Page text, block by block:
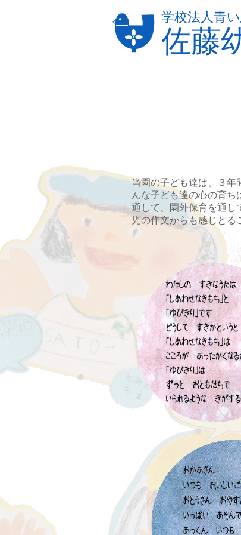
佐藤
学校法人青
当園の子ども達は、３年
んな子ども達の心の育ち
通して、園外保育を通し
児の作文からも感じとる